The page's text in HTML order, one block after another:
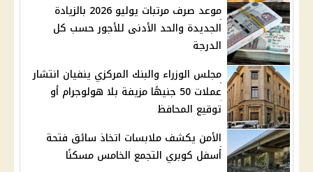
موعد صرف مرتبات يوليو 2026 بالزيادة
الجديدة والحد الأدنى للأجور حسب كل
الدرجة
مجلس الوزراء والبنك المركزي ينفيان انتشار
عملات 50 جنيهًا مزيفة بلا هولوجرام أو
توقيع المحافظ
الأمن يكشف ملابسات اتخاذ سائق فتحة
أسفل كوبري التجمع الخامس مسكنًا